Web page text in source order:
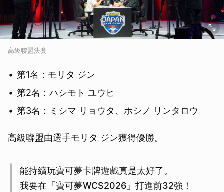
高級聯盟決賽
第1名：モリタ ジン
第2名：ハシモト ユウヒ
第3名：ミシマ リョウタ、ホシノ リンタロウ
高級聯盟由選手モリタ ジン獲得優勝。
能持續玩寶可夢卡牌遊戲真是太好了。
我要在「寶可夢WCS2026」打進前32強！